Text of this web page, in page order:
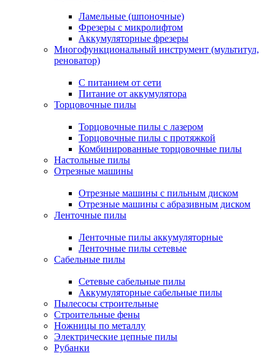
Ламельные (шпоночные)
Фрезеры с микролифтом
Аккумуляторные фрезеры
Многофункциональный инструмент (мультитул,
реноватор)
С питанием от сети
Питание от аккумулятора
Торцовочные пилы
Торцовочные пилы с лазером
Торцовочные пилы с протяжкой
Комбинированные торцовочные пилы
Настольные пилы
Отрезные машины
Отрезные машины с пильным диском
Отрезные машины с абразивным диском
Ленточные пилы
Ленточные пилы аккумуляторные
Ленточные пилы сетевые
Сабельные пилы
Сетевые сабельные пилы
Аккумуляторные сабельные пилы
Пылесосы строительные
Строительные фены
Ножницы по металлу
Электрические цепные пилы
Рубанки